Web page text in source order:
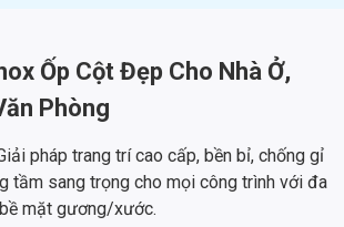
Ốp Cột Đẹp Cho Nhà Ở,
Phòng
pháp trang trí cao cấp, bền bỉ, chống gỉ
tầm sang trọng cho mọi công trình với đa
mặt gương/xước.